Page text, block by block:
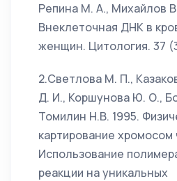
Репина М. А., Михайлов
Внеклеточная ДНК в
женщин. Цитология. 37
2.Светлова М. П.,
Д. И., Коршунова Ю. О.,
Томилин Н.В. 1995.
картирование хромосом
Использование
реакции на уникальных